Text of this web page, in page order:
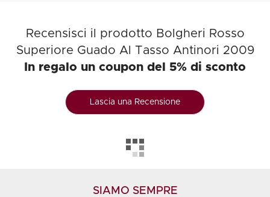
Recensisci il prodotto Bolgheri Rosso
Superiore Guado Al Tasso Antinori 2009
In regalo un coupon del 5% di sconto
Lascia una Recensione
SIAMO SEMPRE